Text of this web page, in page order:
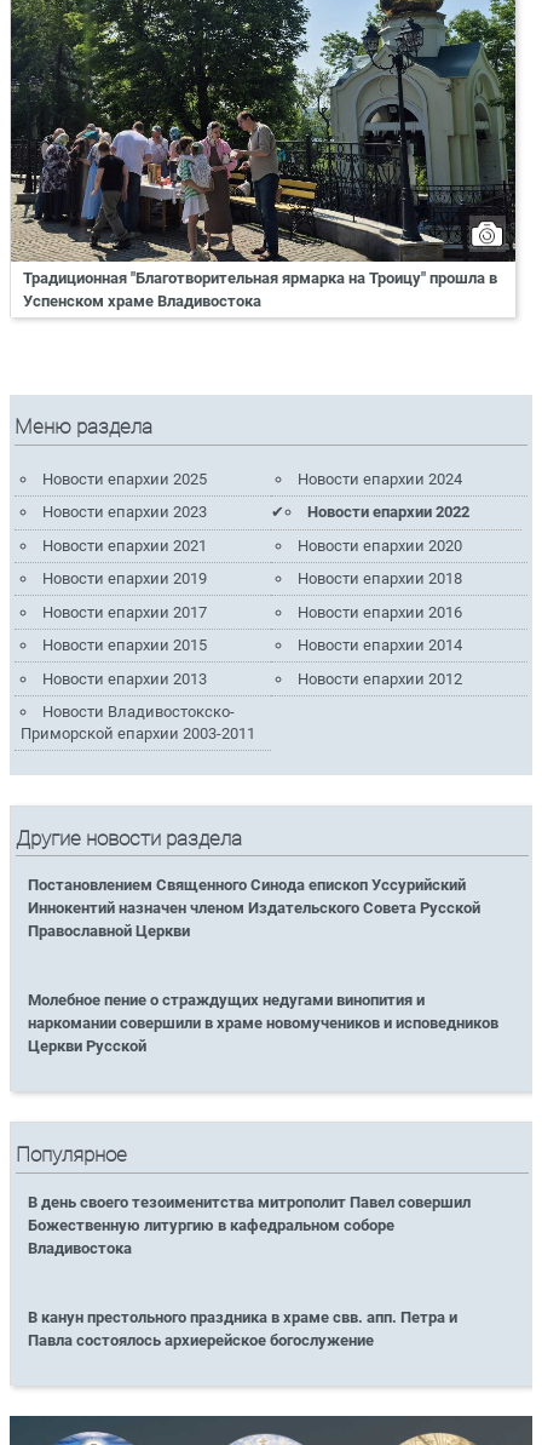
Традиционная "Благотворительная ярмарка на Троицу" прошла в
Успенском храме Владивостока
Меню раздела
Новости епархии 2025
Новости епархии 2024
Новости епархии 2023
Новости епархии 2022
Новости епархии 2021
Новости епархии 2020
Новости епархии 2019
Новости епархии 2018
Новости епархии 2017
Новости епархии 2016
Новости епархии 2015
Новости епархии 2014
Новости епархии 2013
Новости епархии 2012
Новости Владивостокско-
Приморской епархии 2003-2011
Другие новости раздела
Постановлением Священного Синода епископ Уссурийский
Иннокентий назначен членом Издательского Совета Русской
Православной Церкви
Молебное пение о страждущих недугами винопития и
наркомании совершили в храме новомучеников и исповедников
Церкви Русской
Популярное
В день своего тезоименитства митрополит Павел совершил
Божественную литургию в кафедральном соборе
Владивостока
В канун престольного праздника в храме свв. апп. Петра и
Павла состоялось архиерейское богослужение